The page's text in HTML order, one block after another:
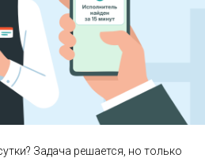
Задача решается, но только